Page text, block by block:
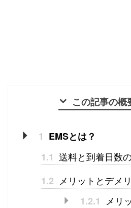
この記事の概
1 EMSとは？
1.1 送料と到着日数
1.2 メリットとデメ
1.2.1
メリ